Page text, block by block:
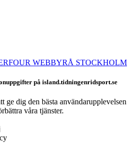
WEBBYRÅ STOCKHOLM
på island.tidningenridsport.se
ge dig den bästa användarupplevelsen
våra tjänster.